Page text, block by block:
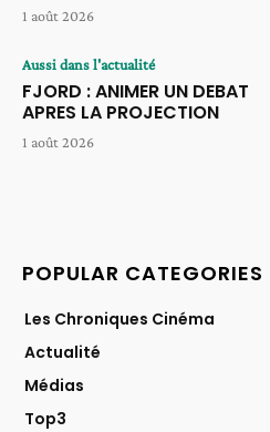
1 août 2026
Aussi dans l'actualité
FJORD : ANIMER UN DEBAT
APRES LA PROJECTION
1 août 2026
POPULAR CATEGORIES
Les Chroniques Cinéma
Actualité
Médias
Top3